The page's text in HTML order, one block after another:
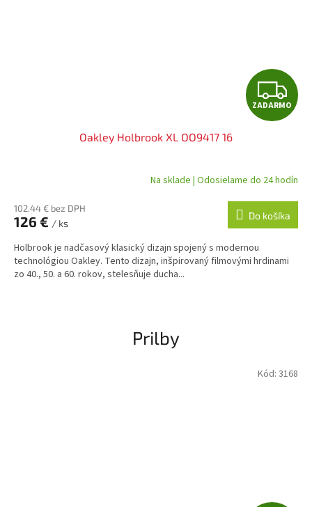
Z
A
A
R
M
O
ZADARMO
Oakley Holbrook XL OO9417 16
Na sklade | Odosielame do 24 hodín
102.44 € bez DPH
126 € / ks
Do košíka
Holbrook je nadčasový klasický dizajn spojený s modernou
technológiou Oakley. Tento dizajn, inšpirovaný filmovými hrdinami
zo 40., 50. a 60. rokov, stelesňuje ducha...
Prilby
Kód: 3168